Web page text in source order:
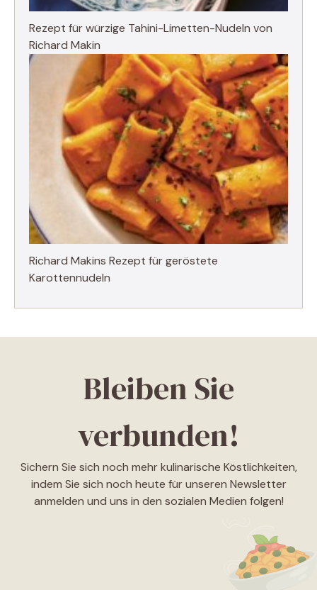
Rezept für würzige Tahini-Limetten-Nudeln von
Richard Makin
Richard Makins Rezept für geröstete
Karottennudeln
Bleiben Sie
verbunden!
Sichern Sie sich noch mehr kulinarische Köstlichkeiten,
indem Sie sich noch heute für unseren Newsletter
anmelden und uns in den sozialen Medien folgen!